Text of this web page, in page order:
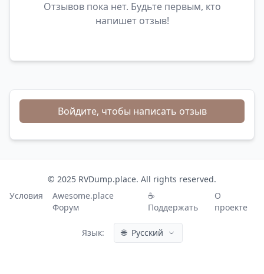
Отзывов пока нет. Будьте первым, кто
напишет отзыв!
Войдите, чтобы написать отзыв
© 2025 RVDump.place. All rights reserved.
Условия
Awesome.place
Форум
☕
Поддержать
О
проекте
Язык: 🌐 Русский